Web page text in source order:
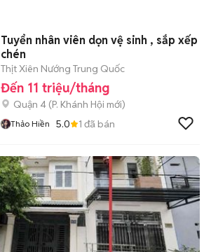
Tuyển nhân viên dọn vệ sinh , sắp xếp
chén
Thịt Xiên Nướng Trung Quốc
Đến 11 triệu/tháng
Quận 4 (P. Khánh Hội mới)
Thảo Hiền 5.0 1 đã bán